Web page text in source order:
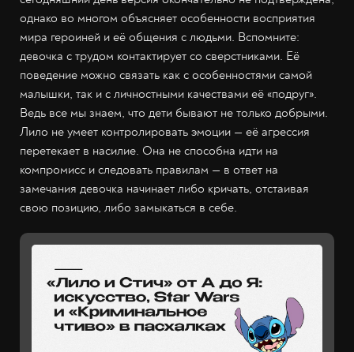
однако во многом объясняет особенности восприятия
мира героиней и её общения с людьми. Вспомните:
девочка с трудом контактирует со сверстниками. Её
поведение можно связать как с особенностями самой
малышки, так и с личностными качествами её «подруг».
Ведь все мы знаем, что дети бывают не только добрыми.
Лило не умеет контролировать эмоции — её агрессия
перетекает в насилие. Она не способна идти на
компромисс и следовать правилам — в ответ на
замечания девочка начинает либо кричать, отстаивая
свою позицию, либо замыкаться в себе.